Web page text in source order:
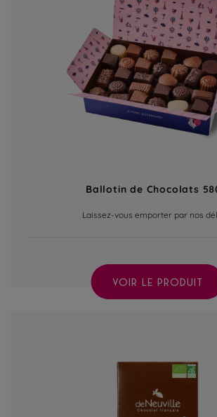
Ballotin de Chocolats
Laissez-vous emporter par nos
VOIR LE PRODUIT